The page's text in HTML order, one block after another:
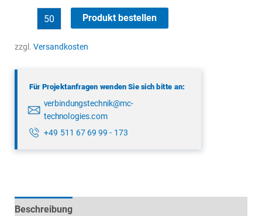
9790
Produkt bestellen
zzgl. Versandkosten
Für Projektanfragen wenden Sie sich bitte an:
verbindungstechnik@mc-
technologies.com
+49 511 67 69 99 - 173
Beschreibung